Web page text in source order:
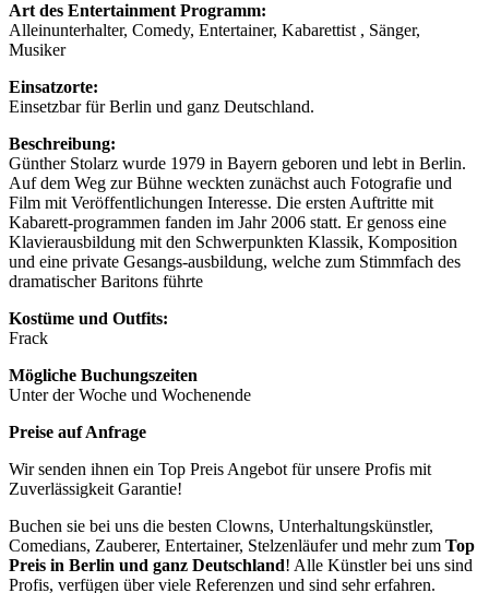
Art des Entertainment Programm:
Alleinunterhalter, Comedy, Entertainer, Kabarettist , Sänger,
Musiker
Einsatzorte:
Einsetzbar für Berlin und ganz Deutschland.
Beschreibung:
Günther Stolarz wurde 1979 in Bayern geboren und lebt in Berlin.
Auf dem Weg zur Bühne weckten zunächst auch Fotografie und
Film mit Veröffentlichungen Interesse. Die ersten Auftritte mit
Kabarett-programmen fanden im Jahr 2006 statt. Er genoss eine
Klavierausbildung mit den Schwerpunkten Klassik, Komposition
und eine private Gesangs-ausbildung, welche zum Stimmfach des
dramatischer Baritons führte
Kostüme und Outfits:
Frack
Mögliche Buchungszeiten
Unter der Woche und Wochenende
Preise auf Anfrage
Wir senden ihnen ein Top Preis Angebot für unsere Profis mit
Zuverlässigkeit Garantie!
Buchen sie bei uns die besten Clowns, Unterhaltungskünstler,
Comedians, Zauberer, Entertainer, Stelzenläufer und mehr zum Top
Preis in Berlin und ganz Deutschland! Alle Künstler bei uns sind
Profis, verfügen über viele Referenzen und sind sehr erfahren.